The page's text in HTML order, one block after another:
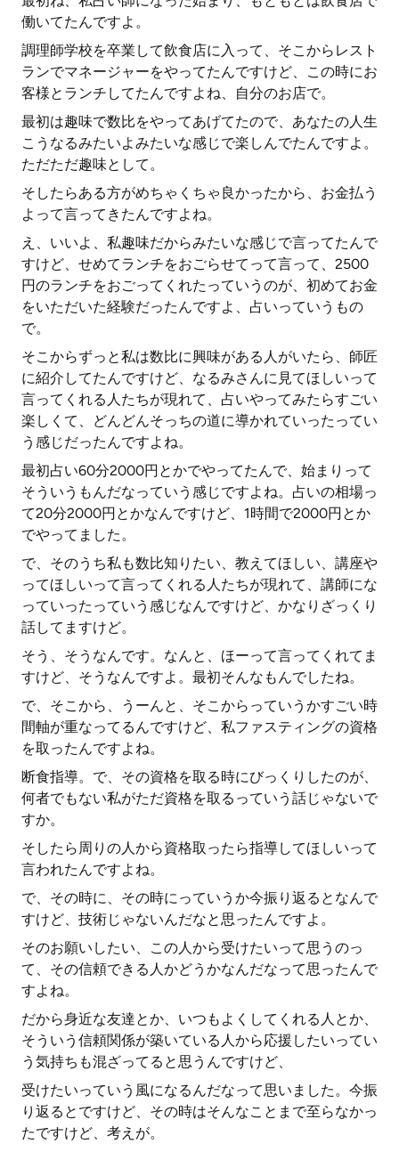
働いてたんですよ。
調理師学校を卒業して飲食店に入って、そこからレスト
ランでマネージャーをやってたんですけど、この時にお
客様とランチしてたんですよね、自分のお店で。
最初は趣味で数比をやってあげてたので、あなたの人生
こうなるみたいよみたいな感じで楽しんでたんですよ。
ただただ趣味として。
そしたらある方がめちゃくちゃ良かったから、お金払う
よって言ってきたんですよね。
え、いいよ、私趣味だからみたいな感じで言ってたんで
すけど、せめてランチをおごらせてって言って、2500
円のランチをおごってくれたっていうのが、初めてお金
をいただいた経験だったんですよ、占いっていうもの
で。
そこからずっと私は数比に興味がある人がいたら、師匠
に紹介してたんですけど、なるみさんに見てほしいって
言ってくれる人たちが現れて、占いやってみたらすごい
楽しくて、どんどんそっちの道に導かれていったってい
う感じだったんですよね。
最初占い60分2000円とかでやってたんで、始まりって
そういうもんだなっていう感じですよね。占いの相場っ
て20分2000円とかなんですけど、1時間で2000円とか
でやってました。
で、そのうち私も数比知りたい、教えてほしい、講座や
ってほしいって言ってくれる人たちが現れて、講師にな
っていったっていう感じなんですけど、かなりざっくり
話してますけど。
そう、そうなんです。なんと、ほーって言ってくれてま
すけど、そうなんですよ。最初そんなもんでしたね。
で、そこから、うーんと、そこからっていうかすごい時
間軸が重なってるんですけど、私ファスティングの資格
を取ったんですよね。
断食指導。で、その資格を取る時にびっくりしたのが、
何者でもない私がただ資格を取るっていう話じゃないで
すか。
そしたら周りの人から資格取ったら指導してほしいって
言われたんですよね。
で、その時に、その時にっていうか今振り返るとなんで
すけど、技術じゃないんだなと思ったんですよ。
そのお願いしたい、この人から受けたいって思うのっ
て、その信頼できる人かどうかなんだなって思ったんで
すよね。
だから身近な友達とか、いつもよくしてくれる人とか、
そういう信頼関係が築いている人から応援したいってい
う気持ちも混ざってると思うんですけど、
受けたいっていう風になるんだなって思いました。今振
り返るとですけど、その時はそんなことまで至らなかっ
たですけど、考えが。